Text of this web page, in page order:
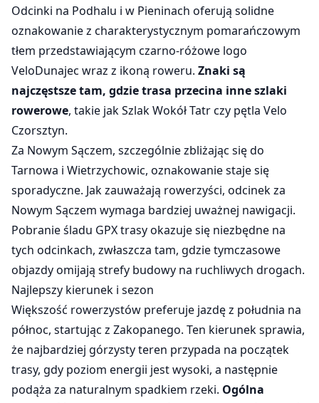
Odcinki na Podhalu i w Pieninach oferują solidne
oznakowanie z charakterystycznym pomarańczowym
tłem przedstawiającym czarno-różowe logo
VeloDunajec wraz z ikoną roweru. Znaki są
najczęstsze tam, gdzie trasa przecina inne szlaki
rowerowe, takie jak Szlak Wokół Tatr czy pętla Velo
Czorsztyn.
Za Nowym Sączem, szczególnie zbliżając się do
Tarnowa i Wietrzychowic, oznakowanie staje się
sporadyczne. Jak zauważają rowerzyści, odcinek za
Nowym Sączem wymaga bardziej uważnej nawigacji.
Pobranie śladu GPX trasy okazuje się niezbędne na
tych odcinkach, zwłaszcza tam, gdzie tymczasowe
objazdy omijają strefy budowy na ruchliwych drogach.
Najlepszy kierunek i sezon
Większość rowerzystów preferuje jazdę z południa na
północ, startując z Zakopanego. Ten kierunek sprawia,
że najbardziej górzysty teren przypada na początek
trasy, gdy poziom energii jest wysoki, a następnie
podąża za naturalnym spadkiem rzeki. Ogólna